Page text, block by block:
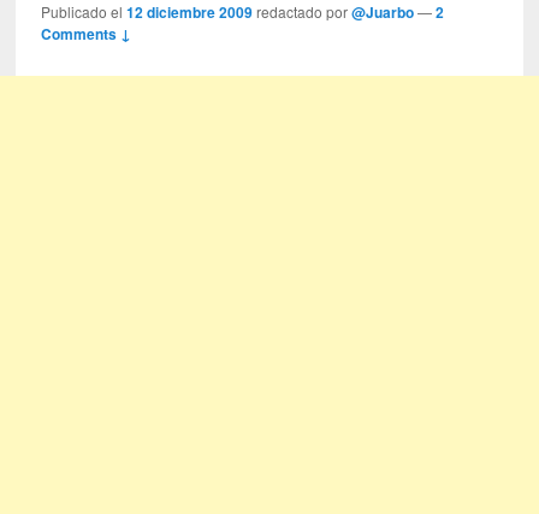
Publicado el12 diciembre 2009 redactado por@Juarbo —2
Comments ↓